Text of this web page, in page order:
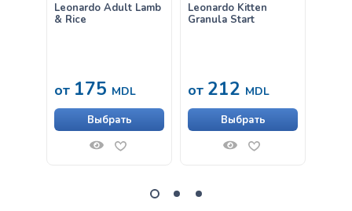
Leonardo Adult Lamb
& Rice
от 175 MDL
Выбрать
Leonardo Kitten
Granula Start
от 212 MDL
Выбрать